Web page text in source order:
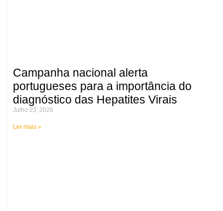
Campanha nacional alerta
portugueses para a importância do
diagnóstico das Hepatites Virais
Julho 23, 2026
Ler mais »